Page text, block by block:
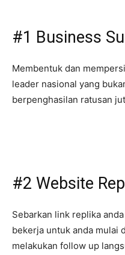
#1 Business
Membentuk dan
leader nasional yang
berpenghasilan ratusan
#2 Website
Sebarkan link replika
bekerja untuk anda mulai
melakukan follow up